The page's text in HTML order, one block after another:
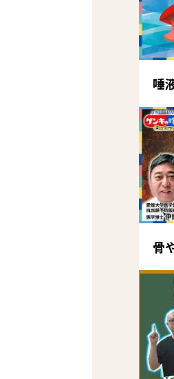
唾
骨